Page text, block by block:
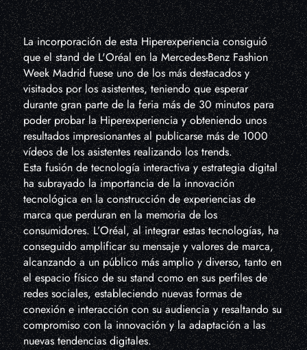
La incorporación de esta Hiperexperiencia consiguió
que el stand de L'Oréal en la Mercedes-Benz Fashion
Week Madrid fuese uno de los más destacados y
visitados por los asistentes, teniendo que esperar
durante gran parte de la feria más de 30 minutos para
poder probar la Hiperexperiencia y obteniendo unos
resultados impresionantes al publicarse más de 1000
vídeos de los asistentes realizando los trends.
Esta fusión de tecnología interactiva y estrategia digital
ha subrayado la importancia de la innovación
tecnológica en la construcción de experiencias de
marca que perduran en la memoria de los
consumidores. L’Oréal, al integrar estas tecnologías, ha
conseguido amplificar su mensaje y valores de marca,
alcanzando a un público más amplio y diverso, tanto en
el espacio físico de su stand como en sus perfiles de
redes sociales, estableciendo nuevas formas de
conexión e interacción con su audiencia y resaltando su
compromiso con la innovación y la adaptación a las
nuevas tendencias digitales.